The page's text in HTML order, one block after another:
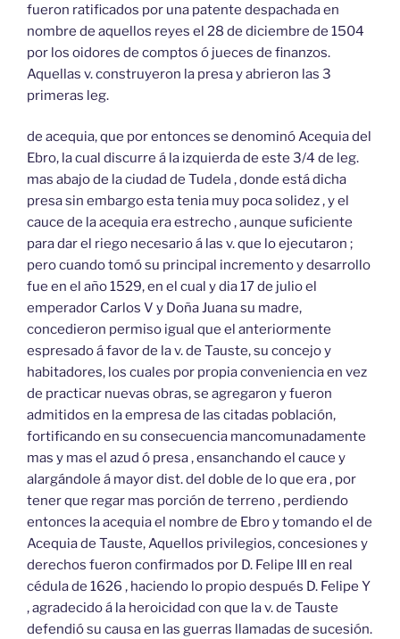
fueron ratificados por una patente despachada en
nombre de aquellos reyes el 28 de diciembre de 1504
por los oidores de comptos ó jueces de finanzos.
Aquellas v. construyeron la presa y abrieron las 3
primeras leg.
de acequia, que por entonces se denominó Acequia del
Ebro, la cual discurre á la izquierda de este 3/4 de leg.
mas abajo de la ciudad de Tudela , donde está dicha
presa sin embargo esta tenia muy poca solidez , y el
cauce de la acequia era estrecho , aunque suficiente
para dar el riego necesario á las v. que lo ejecutaron ;
pero cuando tomó su principal incremento y desarrollo
fue en el año 1529, en el cual y dia 17 de julio el
emperador Carlos V y Doña Juana su madre,
concedieron permiso igual que el anteriormente
espresado á favor de la v. de Tauste, su concejo y
habitadores, los cuales por propia conveniencia en vez
de practicar nuevas obras, se agregaron y fueron
admitidos en la empresa de las citadas población,
fortificando en su consecuencia mancomunadamente
mas y mas el azud ó presa , ensanchando el cauce y
alargándole á mayor dist. del doble de lo que era , por
tener que regar mas porción de terreno , perdiendo
entonces la acequia el nombre de Ebro y tomando el de
Acequia de Tauste, Aquellos privilegios, concesiones y
derechos fueron confirmados por D. Felipe III en real
cédula de 1626 , haciendo lo propio después D. Felipe Y
, agradecido á la heroicidad con que la v. de Tauste
defendió su causa en las guerras llamadas de sucesión.